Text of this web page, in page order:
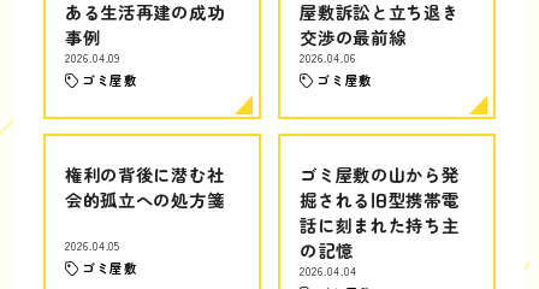
ある生活再建の成功
事例
2026.04.09
ゴミ屋敷
屋敷訴訟と立ち退き
交渉の最前線
2026.04.06
ゴミ屋敷
権利の背後に潜む社
会的孤立への処方箋
2026.04.05
ゴミ屋敷
ゴミ屋敷の山から発
掘される旧型携帯電
話に刻まれた持ち主
の記憶
2026.04.04